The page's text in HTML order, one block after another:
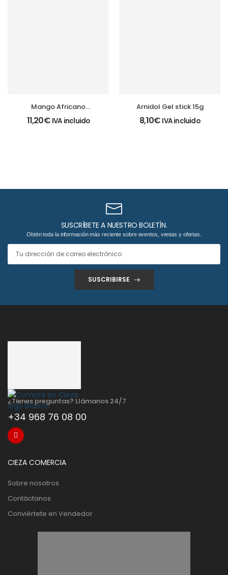
Mango Africano
complex 200mg 100
comprimidos
11,20€ IVA incluido
Arnidol Gel stick 15g
8,10€ IVA incluido
SUSCRÍBETE A NUESTRO BOLETÍN.
Obtén toda la información más reciente sobre eventos, ventas y ofertas.
SUSCRIBIRSE
¿Tienes preguntas? Llámanos 24/7
+34 968 76 08 00
CIEZA COMERCIA
Sobre nosotros
Contáctanos
Conviértete en Vendedor